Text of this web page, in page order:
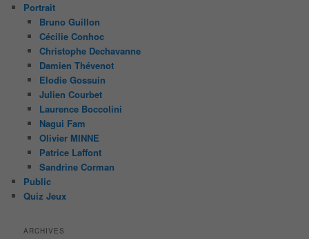
Portrait
Bruno Guillon
Cécilie Conhoc
Christophe Dechavanne
Damien Thévenot
Elodie Gossuin
Julien Courbet
Laurence Boccolini
Nagui Fam
Olivier MINNE
Patrice Laffont
Sandrine Corman
Public
Quiz Jeux
ARCHIVES